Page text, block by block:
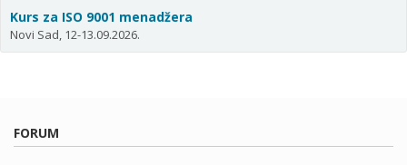
Kurs za ISO 9001 menadžera
Novi Sad, 12-13.09.2026.
FORUM